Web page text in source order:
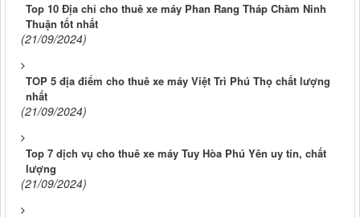
Top 10 Địa chỉ cho thuê xe máy Phan Rang Tháp Chàm Ninh
Thuận tốt nhất
(21/09/2024)
TOP 5 địa điểm cho thuê xe máy Việt Trì Phú Thọ chất lượng
nhất
(21/09/2024)
Top 7 dịch vụ cho thuê xe máy Tuy Hòa Phú Yên uy tín, chất
lượng
(21/09/2024)